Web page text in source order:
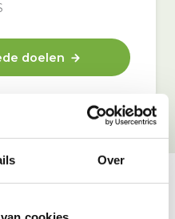
Over
doelen